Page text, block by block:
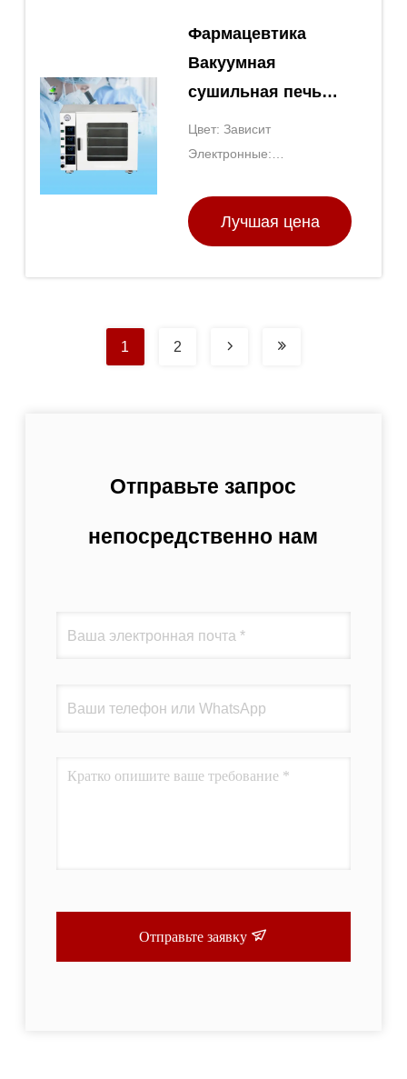
Фармацевтика
Вакуумная
сушильная печь
Топция Сухие печи
Лабораторное
Цвет: Зависит
Электронные:
Лучшая цена
1 2
Отправьте запрос
непосредственно нам
Отправьте заявку